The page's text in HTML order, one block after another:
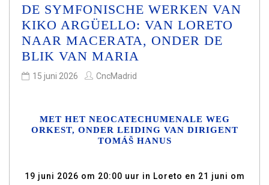
DE SYMFONISCHE WERKEN VAN
KIKO ARGÜELLO: VAN LORETO
NAAR MACERATA, ONDER DE
BLIK VAN MARIA
15 juni 2026 CncMadrid
MET HET NEOCATECHUMENALE WEG
ORKEST, ONDER LEIDING VAN DIRIGENT
TOMÁŠ HANUS
19 juni 2026 om 20:00 uur in Loreto en 21 juni om